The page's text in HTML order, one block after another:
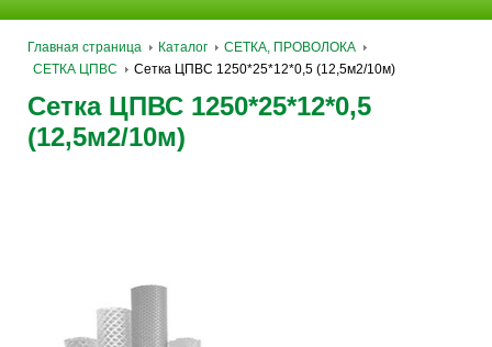
Главная страница Каталог
СЕТКА, ПРОВОЛОКА
СЕТКА ЦПВС
Сетка ЦПВС 1250*25*12*0,5 (12,5м2/10м)
Сетка ЦПВС 1250*25*12*0,5
(12,5м2/10м)